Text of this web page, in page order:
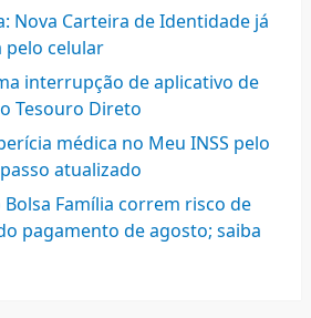
Nova Carteira de Identidade já
pelo celular
interrupção de aplicativo de
Tesouro Direto
médica no Meu INSS pelo
atualizado
Família correm risco de
pagamento de agosto; saiba